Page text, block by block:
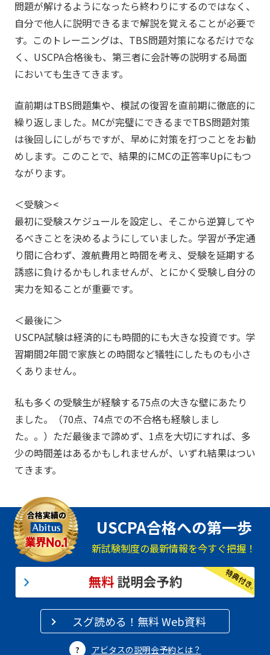
問題が解けるようになったら終わりにするのではなく、
自分で他人に説明できるまで解説を覚えることが必要で
す。このトレーニングは、TBS問題対策になるだけでな
く、USCPA合格後も、第三者に会計等の説明する局面
においても生きてきます。
直前期はTBS問題集や、模試の復習を直前期に徹底的に
繰り返しました。MCが完璧にできるまでTBS問題対策
は後回しにしがちですが、早めに対策を打つことをお勧
めします。このことで、結果的にMCの正答率Upにもつ
ながります。
＜受験＞<
最初に受験スケジュールを設定し、そこから逆算してや
るべきことを決めるようにしていました。学習が予定通
り間に合わず、渡航費用と時間を考え、受験を延期する
誘惑に負けるかもしれませんが、とにかく受験し自分の
実力を知ることが重要です。
＜最後に＞
USCPA試験は経済的にも時間的にも大きな投資です。学
習期間2年間で家族との時間など犠牲にしたものも小さ
くありません。
私も多くの受験生が経験する75点の大きな壁にあたり
ました。（70点、74点での不合格も経験しまし
た。。）ただ最後まで諦めず、1点を大切にすれば、多
少の時間差はあるかもしれませんが、いずれ結果はつい
てきます。
USCPA合格への第一歩
新試験制度の最新情報を今すぐ把握！
スグ読める！無料 Web資料
アビタスの説明会予約とは？